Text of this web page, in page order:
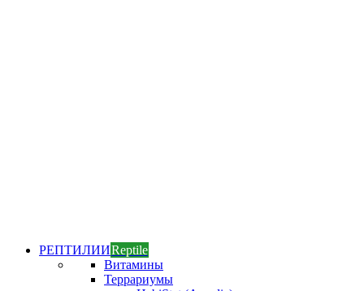
РЕПТИЛИИReptile
Витамины
Террариумы